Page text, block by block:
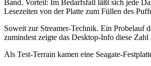
Band. Vorteil: Im Bedarfsfall läßt sich jede
Lesezeiten von der Platte zum Füllen des
Soweit zur Streamer-Technik. Ein Probelauf
zumindest zeigte das Desktop-Info diese
Als Test-Terrain kamen eine Seagate-